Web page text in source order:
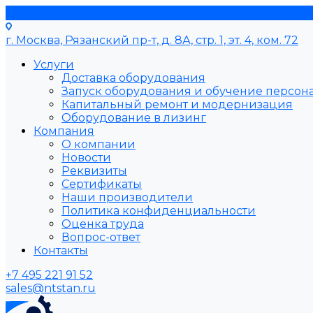
г. Москва, Рязанский пр-т, д. 8А, стр. 1, эт. 4, ком. 72
Услуги
Доставка оборудования
Запуск оборудования и обучение
Капитальный ремонт и модернизация
Оборудование в лизинг
Компания
О компании
Новости
Реквизиты
Сертификаты
Наши производители
Политика конфиденциальности
Оценка труда
Вопрос-ответ
Контакты
+7 495 221 91 52
sales@ntstan.ru